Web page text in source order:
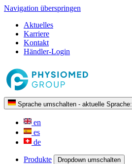
Navigation überspringen
Aktuelles
Karriere
Kontakt
Händler-Login
Sprache umschalten - aktuelle Sprache:
en
es
de
Produkte Dropdown umschalten